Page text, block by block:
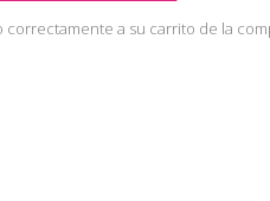
correctamente a su carrito de la